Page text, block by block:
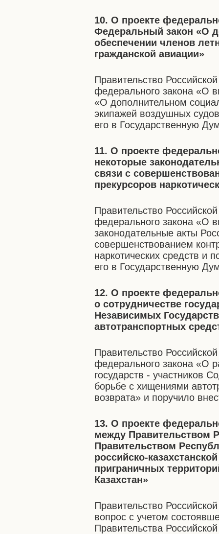
10. О проекте
Федеральный закон «О
обеспечении членов
гражданской авиации»
Правительство
федерального закона «О
«О дополнительном
экипажей воздушных
его в Государственную
11. О проекте
некоторые
связи с
прекурсоров
Правительство
федерального закона «О
законодательные акты
совершенствованием
наркотических средств и
его в Государственную
12. О проекте
о сотрудничестве
Независимых
автотранспортных
Правительство
федерального закона «О
государств - участников
борьбе с хищениями
возврата» и поручило
13. О проекте
между Правительством
Правительством
российско-
приграничных
Казахстан»
Правительство
вопрос с учетом
Правительства